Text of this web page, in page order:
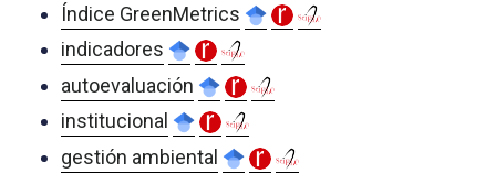
Índice GreenMetrics
indicadores
autoevaluación
institucional
gestión ambiental